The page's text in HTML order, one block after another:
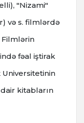
"Nizami"
və s. filmlərdə
Filmlərin
fəal iştirak
Universitetinin
kitabların